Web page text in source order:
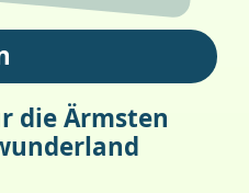
die Ärmsten